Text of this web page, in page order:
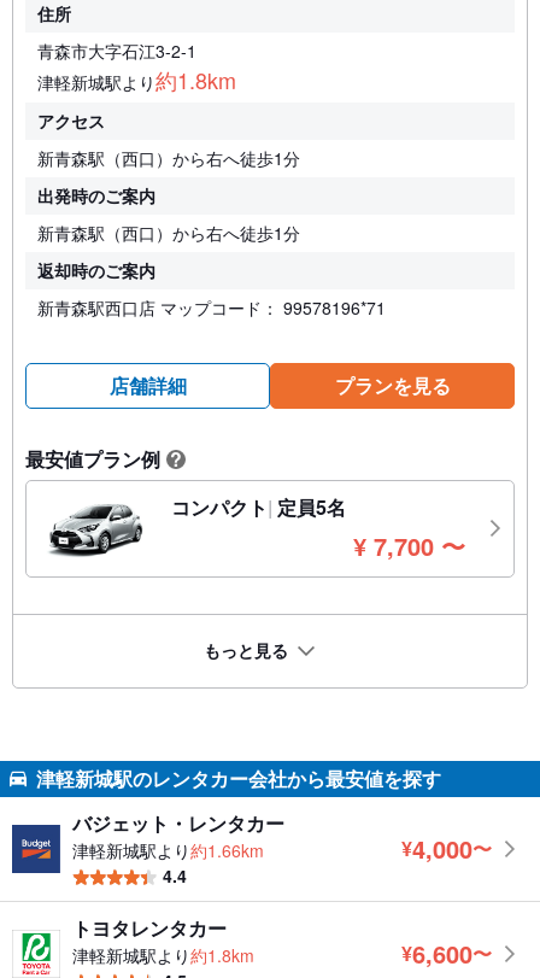
住所
青森市大字石江3-2-1
津軽新城駅より約1.8km
アクセス
新青森駅（西口）から右へ徒歩1分
出発時のご案内
新青森駅（西口）から右へ徒歩1分
返却時のご案内
新青森駅西口店 マップコード： 99578196*71
店舗詳細 プランを見る
最安値プラン例 ?
コンパクト 定員5名
¥ 7,700 円
〜
もっと見る
津軽新城駅のレンタカー会社から最安値を探す
バジェット・レンタカー
津軽新城駅より約1.66km
4.4
¥4,000 円
〜
トヨタレンタカー
津軽新城駅より約1.8km
¥6,600 円
〜